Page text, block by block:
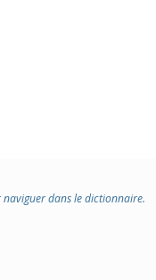
dans le dictionnaire.